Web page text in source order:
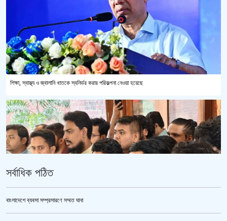
শিক্ষা, স্বাস্থ্য ও জ্বালানি খাতকে স্বনির্ভর করার পরিকল্পনা নেওয়া হয়েছে
সর্বাধিক পঠিত
বাংলাদেশে ব্যবসা সম্প্রসারণে সম্মত ঘানা